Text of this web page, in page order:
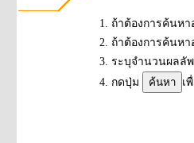
1. ถ้าต้องการค้นห
2. ถ้าต้องการค้นห
3. ระบุจำนวนผลลั
4. กดปุ่ม
เ